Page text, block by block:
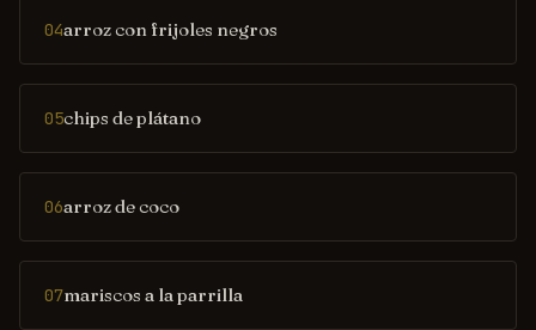
04arroz con frijoles negros
05chips de plátano
06arroz de coco
07mariscos a la parrilla